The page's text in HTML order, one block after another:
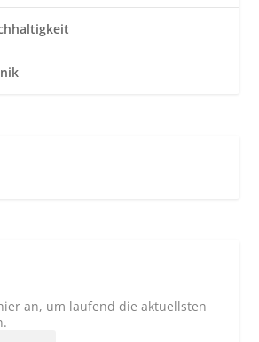
an, um laufend die aktuellsten